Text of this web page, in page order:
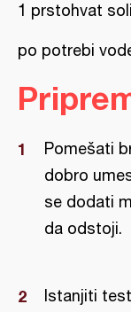
1 prstohvat soli
po potrebi
Pomešati
dobro
se dodati
da odstoji.
Istanjiti